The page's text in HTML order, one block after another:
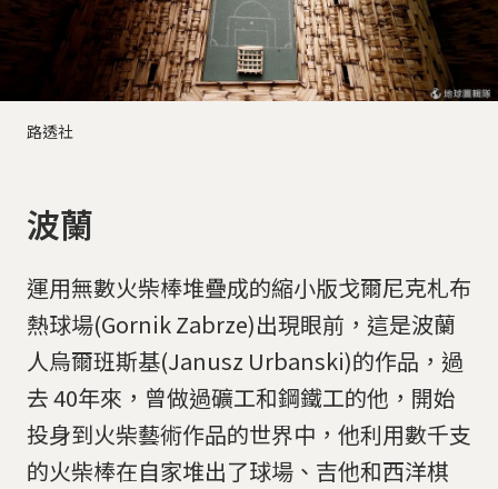
路透社
波蘭
運用無數火柴棒堆疊成的縮小版戈爾尼克札布
熱球場(Gornik Zabrze)出現眼前，這是波蘭
人烏爾班斯基(Janusz Urbanski)的作品，過
去 40年來，曾做過礦工和鋼鐵工的他，開始
投身到火柴藝術作品的世界中，他利用數千支
的火柴棒在自家堆出了球場、吉他和西洋棋